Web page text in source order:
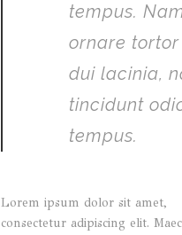
tempus.
ornare tortor
dui lacinia,
tincidunt
tempus.
Lorem ipsum dolor sit amet,
consectetur adipiscing elit.